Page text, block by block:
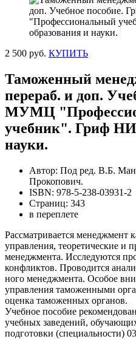
2 500 руб. КУПИТЬ
Таможенный
перераб. и доп.
МУМЦ
учебник". Гриф
науки.
Автор: Под ред. В.Б.
Прокопович.
ISBN: 978-5-238-03931-2
Страниц: 343
в переплете
Рассматривается менеджмент
управления, теоретические и
менеджмента. Исследуются
конфликтов. Проводится
ного менеджмента. Особое
управления таможенными
оценка таможенных органов.
Учебное пособие
учебных заведений,
подготовки (специальности)